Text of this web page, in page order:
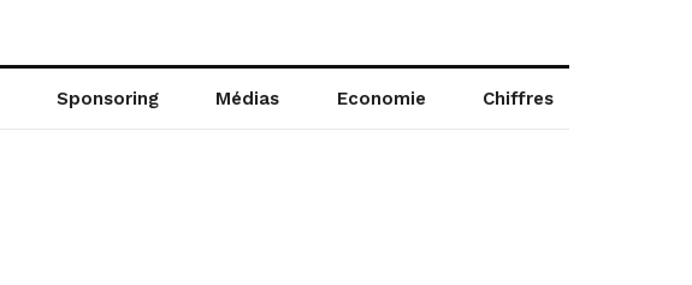
Sponsoring Médias Economie Chiffres